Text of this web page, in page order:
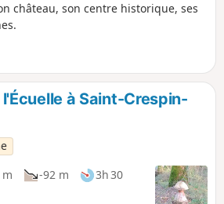
château, son centre historique, ses
l'Écuelle à Saint-Crespin-
m -92 m
3h 30